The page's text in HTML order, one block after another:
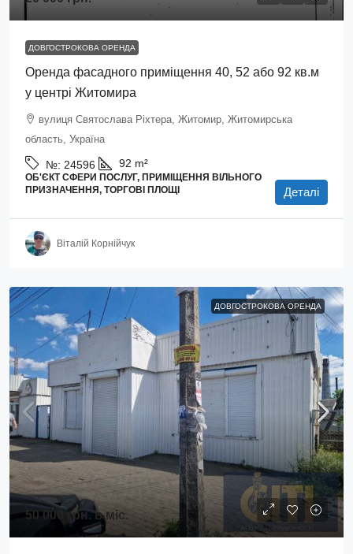
ДОВГОСТРОКОВА ОРЕНДА
Оренда фасадного приміщення 40, 52 або 92 кв.м
у центрі Житомира
вулиця Святослава Ріхтера, Житомир, Житомирська
область, Україна
№: 24596 92 m²
ОБ'ЄКТ СФЕРИ ПОСЛУГ, ПРИМІЩЕННЯ ВІЛЬНОГО
ПРИЗНАЧЕННЯ, ТОРГОВІ ПЛОЩІ
Деталі
Віталій Корнійчук
ДОВГОСТРОКОВА ОРЕНДА
50 000 грн.в міс.